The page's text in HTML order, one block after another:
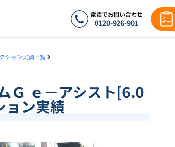
電話でお問い合わせ
0120-926-901
ション実績一覧
Ｇ ｅ－アシスト[6.0
ン実績
1/